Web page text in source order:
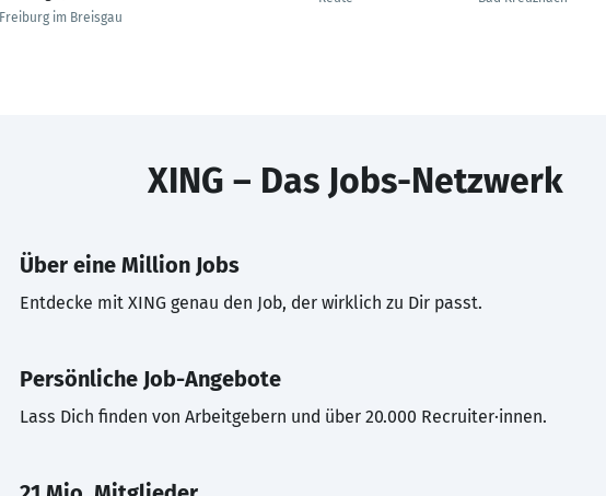
Freiburg im Breisgau
XING – Das Jobs-Netzwerk
Über eine Million Jobs
Entdecke mit XING genau den Job, der wirklich zu Dir passt.
Persönliche Job-Angebote
Lass Dich finden von Arbeitgebern und über 20.000 Recruiter·innen.